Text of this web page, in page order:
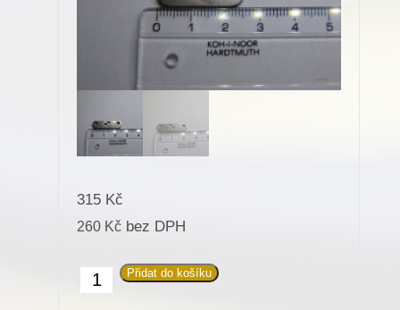
315 Kč
260 Kč bez DPH
647310Přidat do košíku